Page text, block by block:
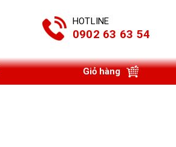
HOTLINE
0902 63 63 54
Giỏ hàng